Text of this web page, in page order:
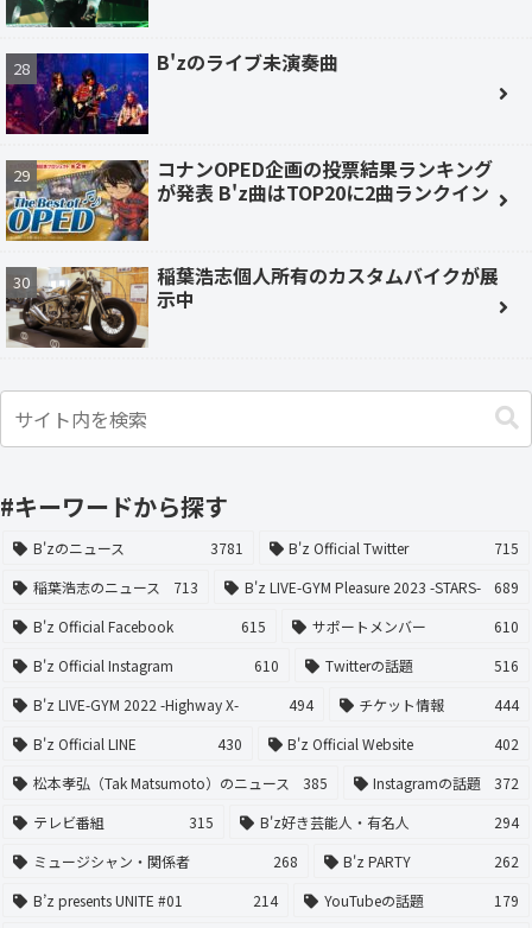
B'zのライブ未演奏曲
コナンOPED企画の投票結果ランキング
が発表 B'z曲はTOP20に2曲ランクイン
稲葉浩志個人所有のカスタムバイクが展
示中
#キーワードから探す
B'zのニュース 3781 B'z Official Twitter
715
稲葉浩志のニュース
713 B'z LIVE-GYM Pleasure 2023 -STARS-
689
B'z Official Facebook
615 サポートメンバー
610
B'z Official Instagram
610 Twitterの話題
516
B'z LIVE-GYM 2022 -Highway X-
494 チケット情報
444
B'z Official LINE
430 B'z Official Website
402
松本孝弘（Tak Matsumoto）のニュース
385 Instagramの話題
372
テレビ番組
315 B'z好き芸能人・有名人
294
ミュージシャン・関係者
268 B'z PARTY
262
B’z presents UNITE #01
214 YouTubeの話題
179